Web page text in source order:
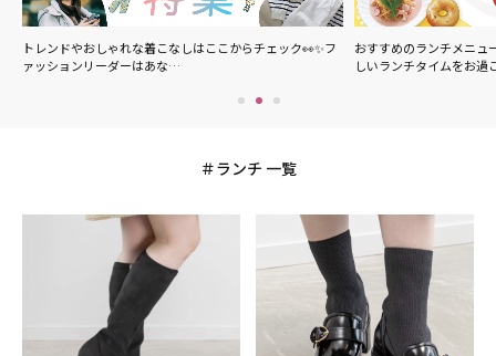
トレンドやおしゃれな着こなしはここからチェック👀✨フ
ァッションリーダーはあな…
おすすめのランチメニュ
しいランチタイムをお
ランチ 一覧